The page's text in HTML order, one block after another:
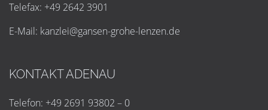
Telefax: +49 2642 3901
E-Mail: kanzlei@gansen-grohe-lenzen.de
KONTAKT ADENAU
Telefon: +49 2691 93802 – 0